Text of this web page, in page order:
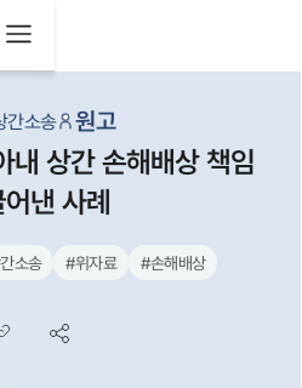
간소송 원고
내 상간 손해배상 책임
낸 사례
소송 #위자료 #손해배상